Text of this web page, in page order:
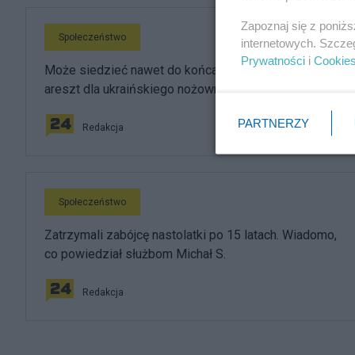
Społeczeństwo
Może siedzieć nawet do końca życia. Wniosek o
areszt dla ukraińskiego nożownika
Redakcja
Społeczeństwo
Zatrzymali zabójcę nastolatki po 15 latach. Wiadomo,
co powiedział służbom Michał S.
Redakcja
Zapoznaj się z
internetowych.
Prywatności i Cookies
PARTNERZY